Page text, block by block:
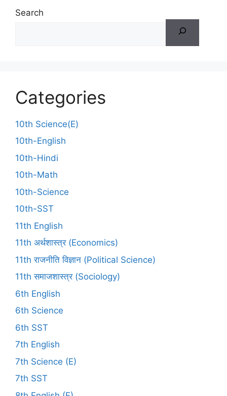
Search
Categories
10th Science(E)
10th-English
10th-Hindi
10th-Math
10th-Science
10th-SST
11th English
11th अर्थशास्त्र (Economics)
11th राजनीति विज्ञान (Political Science)
11th समाजशास्त्र (Sociology)
6th English
6th Science
6th SST
7th English
7th Science (E)
7th SST